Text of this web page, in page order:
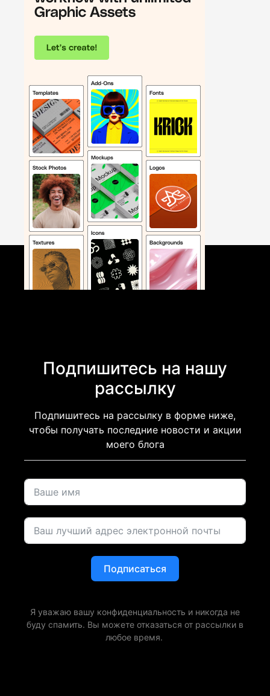
Подпишитесь на нашу
рассылку
Подпишитесь на рассылку в форме ниже,
чтобы получать последние новости и акции
моего блога
Подписаться
Я уважаю вашу конфиденциальность и никогда не
буду спамить. Вы можете отказаться от рассылки в
любое время.